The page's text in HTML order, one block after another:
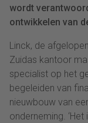
wordt
ontwikkelen van
Linck, de
Zuidas kantoor
specialist op het
begeleiden van
nieuwbouw van
onderneming.